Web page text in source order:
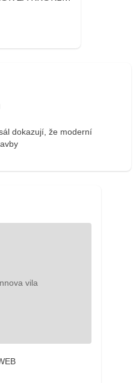
dokazují, že moderní